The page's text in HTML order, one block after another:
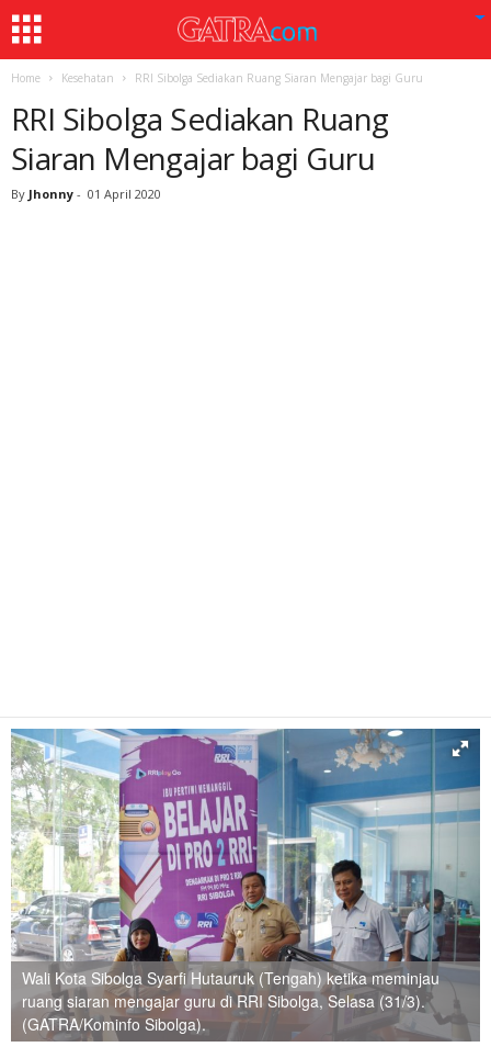
Home Kesehatan RRI Sibolga Sediakan Ruang Siaran Mengajar bagi Guru
RRI Sibolga Sediakan Ruang
Siaran Mengajar bagi Guru
By Jhonny - 01 April 2020
Wali Kota Sibolga Syarfi Hutauruk (Tengah) ketika meminjau
ruang siaran mengajar guru di RRI Sibolga, Selasa (31/3).
(GATRA/Kominfo Sibolga).